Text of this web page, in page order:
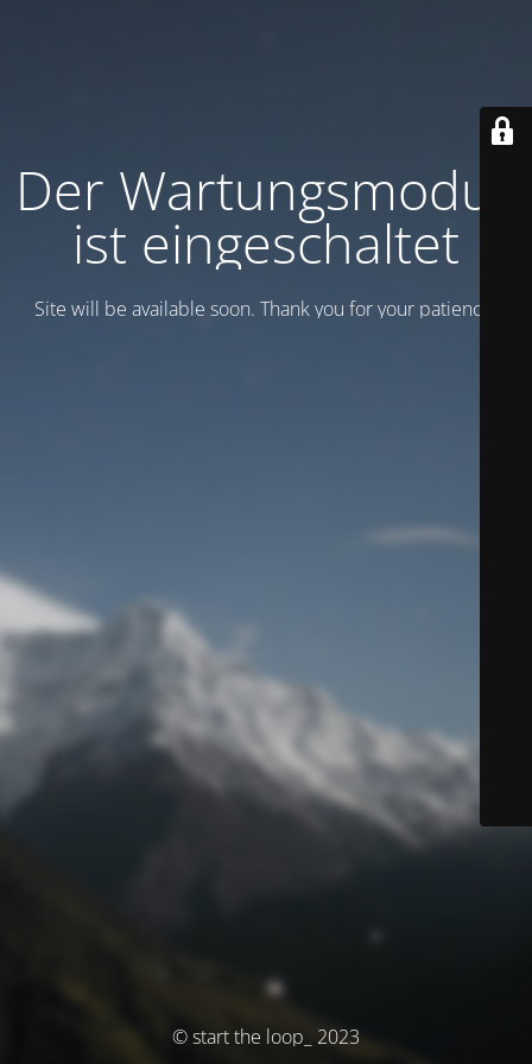
Der Wartungsmodus
ist eingeschaltet
Site will be available soon. Thank you for your patience!
© start the loop_ 2023